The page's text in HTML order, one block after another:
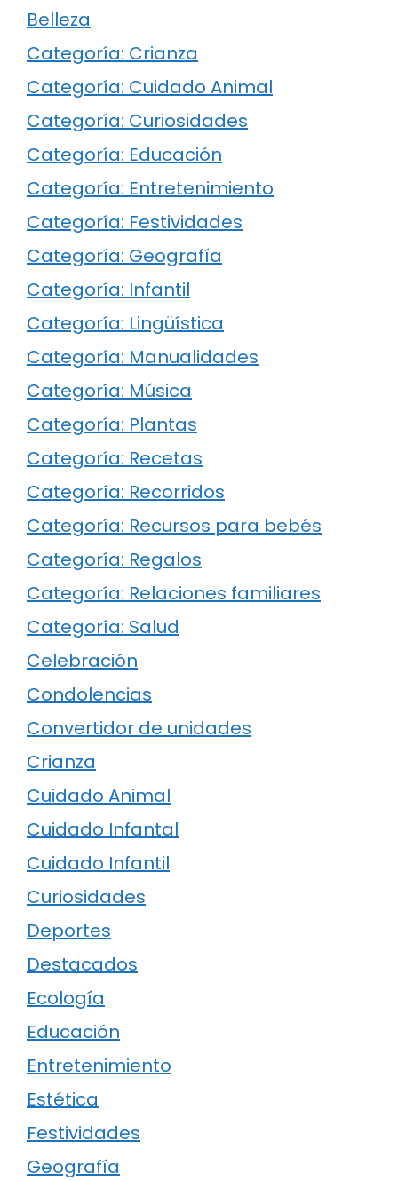
Belleza
Categoría: Crianza
Categoría: Cuidado Animal
Categoría: Curiosidades
Categoría: Educación
Categoría: Entretenimiento
Categoría: Festividades
Categoría: Geografía
Categoría: Infantil
Categoría: Lingüística
Categoría: Manualidades
Categoría: Música
Categoría: Plantas
Categoría: Recetas
Categoría: Recorridos
Categoría: Recursos para bebés
Categoría: Regalos
Categoría: Relaciones familiares
Categoría: Salud
Celebración
Condolencias
Convertidor de unidades
Crianza
Cuidado Animal
Cuidado Infantal
Cuidado Infantil
Curiosidades
Deportes
Destacados
Ecología
Educación
Entretenimiento
Estética
Festividades
Geografía